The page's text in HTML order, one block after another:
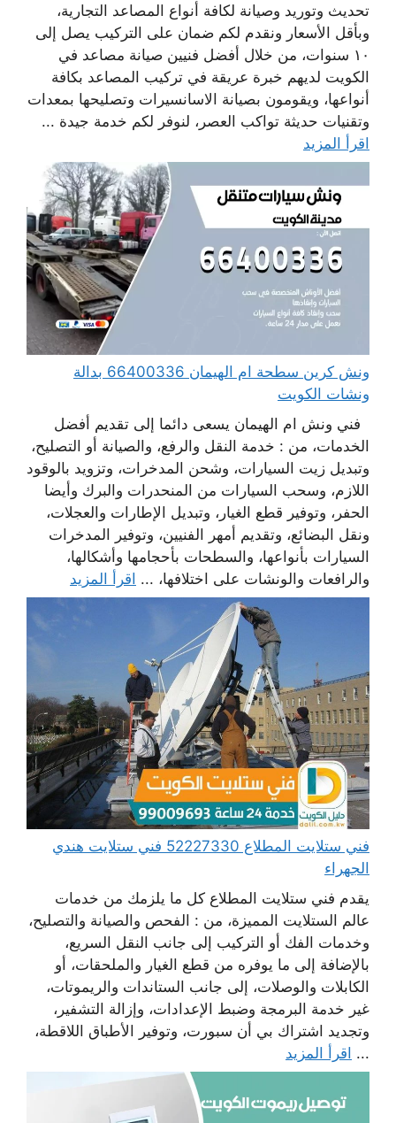
تحديث وتوريد وصيانة لكافة أنواع المصاعد التجارية،
وبأقل الأسعار ونقدم لكم ضمان على التركيب يصل إلى
١٠ سنوات، من خلال أفضل فنيين صيانة مصاعد في
الكويت لديهم خبرة عريقة في تركيب المصاعد بكافة
أنواعها، ويقومون بصيانة الاسانسيرات وتصليحها بمعدات
وتقنيات حديثة تواكب العصر، لنوفر لكم خدمة جيدة ...
اقرأ المزيد
ونش كرين سطحة ام الهيمان 66400336 بدالة
ونشات الكويت
فني ونش ام الهيمان يسعى دائما إلى تقديم أفضل
الخدمات، من : خدمة النقل والرفع، والصيانة أو التصليح،
وتبديل زيت السيارات، وشحن المدخرات، وتزويد بالوقود
اللازم، وسحب السيارات من المنحدرات والبرك وأيضا
الحفر، وتوفير قطع الغيار، وتبديل الإطارات والعجلات،
ونقل البضائع، وتقديم أمهر الفنيين، وتوفير المدخرات
السيارات بأنواعها، والسطحات بأحجامها وأشكالها،
والرافعات والونشات على اختلافها، ... اقرأ المزيد
فني ستلايت المطلاع 52227330 فني ستلايت هندي
الجهراء
يقدم فني ستلايت المطلاع كل ما يلزمك من خدمات
عالم الستلايت المميزة، من : الفحص والصيانة والتصليح،
وخدمات الفك أو التركيب إلى جانب النقل السريع،
بالإضافة إلى ما يوفره من قطع الغيار والملحقات، أو
الكابلات والوصلات، إلى جانب الستاندات والريموتات،
غير خدمة البرمجة وضبط الإعدادات، وإزالة التشفير،
وتجديد اشتراك بي أن سبورت، وتوفير الأطباق اللاقطة،
... اقرأ المزيد